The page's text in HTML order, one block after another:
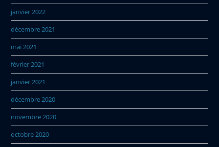
janvier 2022
décembre 2021
mai 2021
février 2021
janvier 2021
décembre 2020
novembre 2020
octobre 2020